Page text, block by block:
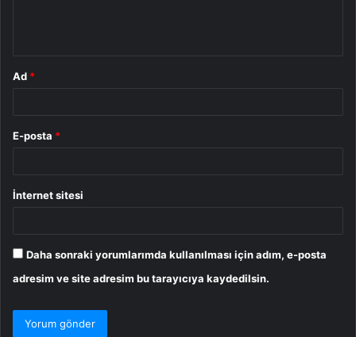
Ad *
E-posta *
İnternet sitesi
Daha sonraki yorumlarımda kullanılması için adım, e-posta
adresim ve site adresim bu tarayıcıya kaydedilsin.